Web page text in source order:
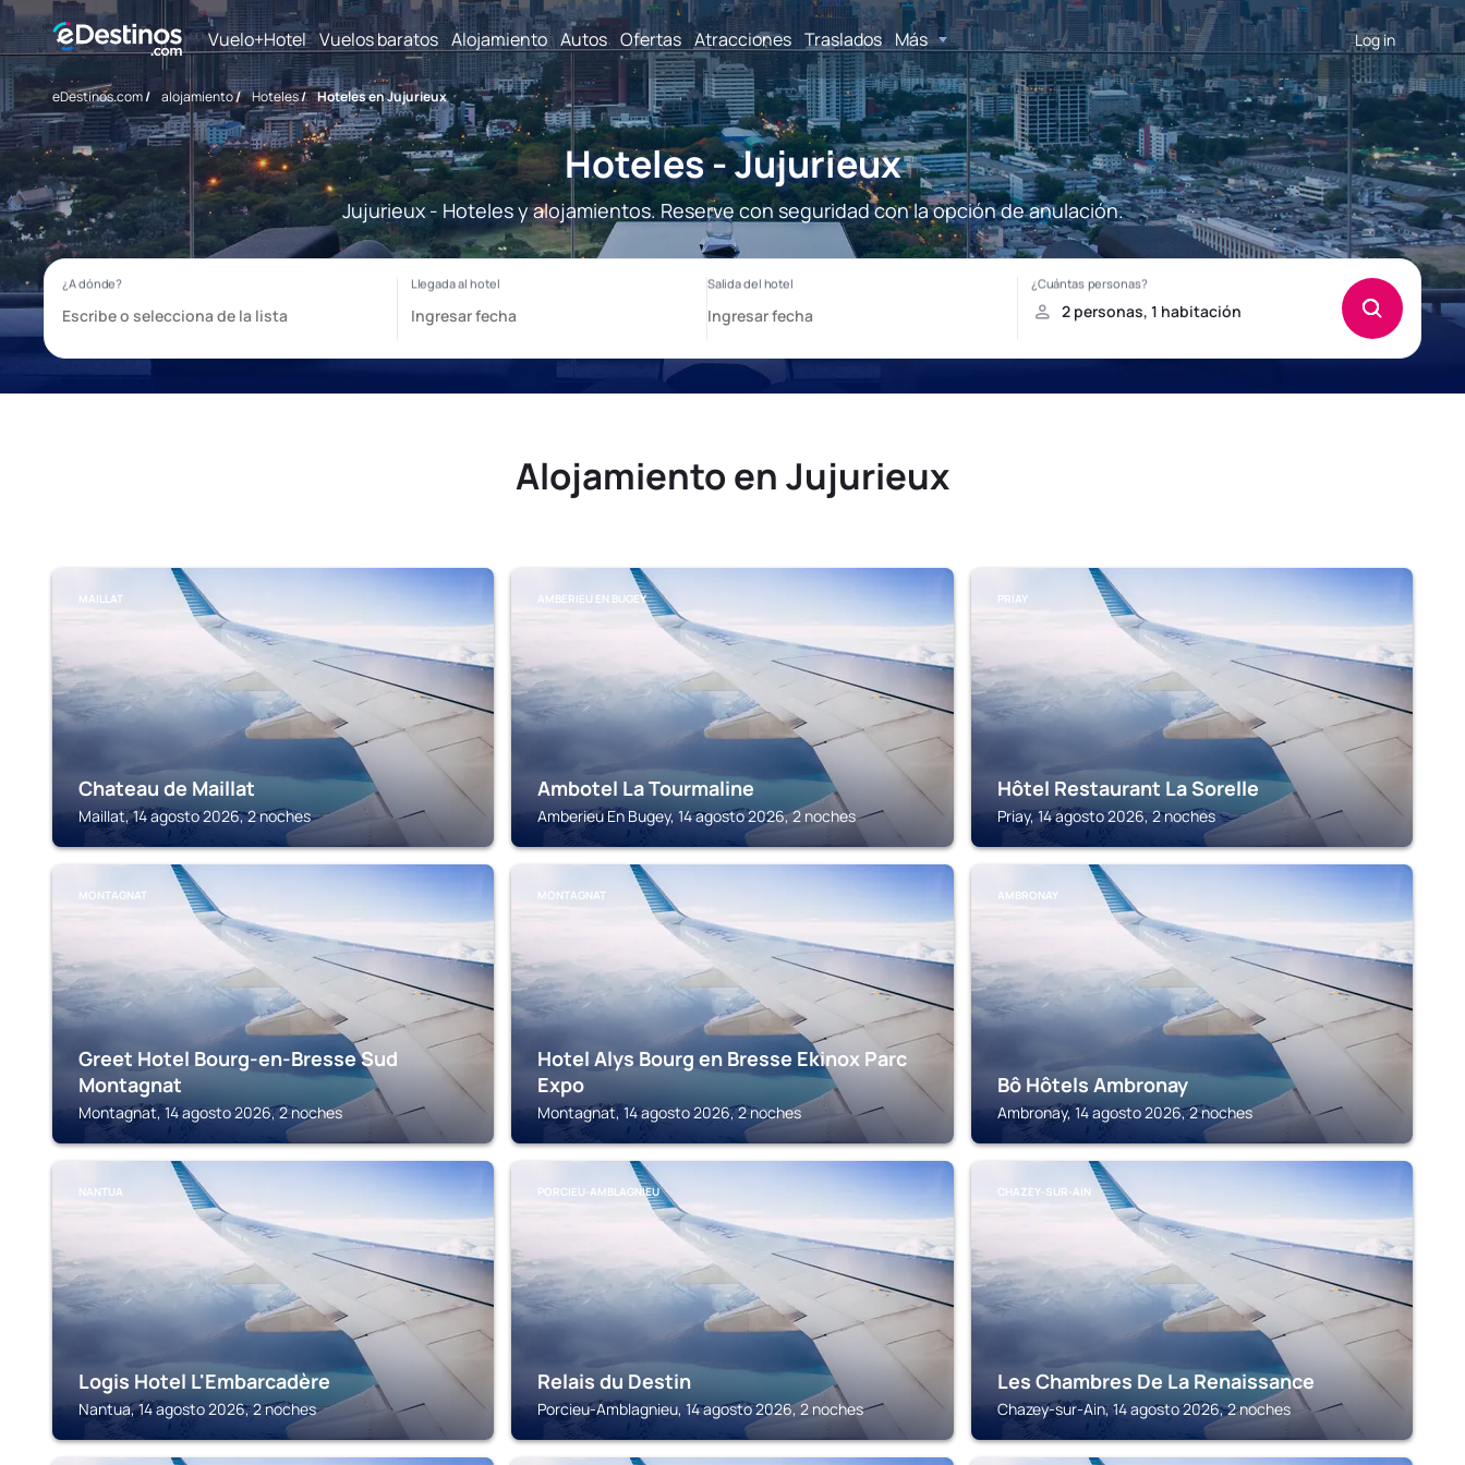
Vuelo+Hotel Vuelos baratos Alojamiento Autos Ofertas Atracciones Traslados Más Log in
eDestinos.com/ alojamiento/ Hoteles/ Hoteles en Jujurieux
Hoteles - Jujurieux
Jujurieux - Hoteles y alojamientos. Reserve con seguridad con la opción de anulación.
Alojamiento en Jujurieux
MAILLAT
Chateau de Maillat
Maillat, 14 agosto 2026, 2 noches
AMBERIEU EN BUGEY
Ambotel La Tourmaline
Amberieu En Bugey, 14 agosto 2026, 2 noches
PRIAY
Hôtel Restaurant La Sorelle
Priay, 14 agosto 2026, 2 noches
MONTAGNAT
Greet Hotel Bourg-en-Bresse Sud
Montagnat
Montagnat, 14 agosto 2026, 2 noches
MONTAGNAT
Hotel Alys Bourg en Bresse Ekinox Parc
Expo
Montagnat, 14 agosto 2026, 2 noches
AMBRONAY
Bô Hôtels Ambronay
Ambronay, 14 agosto 2026, 2 noches
NANTUA
Logis Hotel L'Embarcadère
Nantua, 14 agosto 2026, 2 noches
PORCIEU-AMBLAGNIEU
Relais du Destin
Porcieu-Amblagnieu, 14 agosto 2026, 2 noches
CHAZEY-SUR-AIN
Les Chambres De La Renaissance
Chazey-sur-Ain, 14 agosto 2026, 2 noches